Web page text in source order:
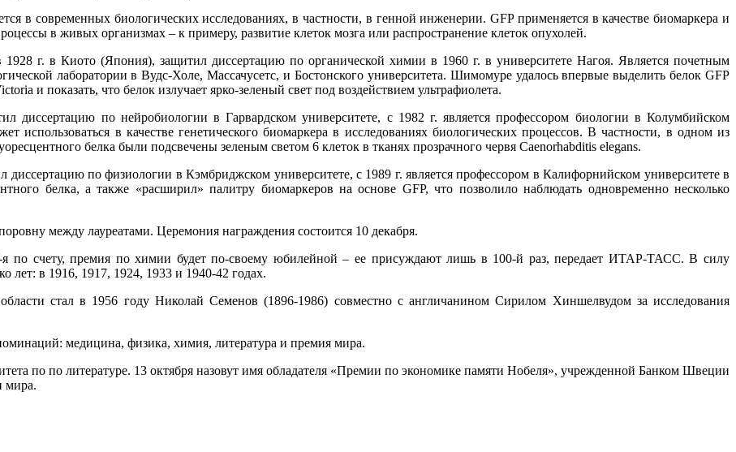
в современных биологических исследованиях, в частности, в генной инженерии. GFP применяется в качестве биомаркера и
в живых организмах – к примеру, развитие клеток мозга или распространение клеток опухолей.
г. в Киото (Япония), защитил диссертацию по органической химии в 1960 г. в университете Нагоя. Является почетным
лаборатории в Вудс-Холе, Массачусетс, и Бостонского университета. Шимомуре удалось впервые выделить белок GFP
и показать, что белок излучает ярко-зеленый свет под воздействием ультрафиолета.
по нейробиологии в Гарвардском университете, с 1982 г. является профессором биологии в Колумбийском
использоваться в качестве генетического биомаркера в исследованиях биологических процессов. В частности, в одном из
белка были подсвечены зеленым светом 6 клеток в тканях прозрачного червя Caenorhabditis elegans.
по физиологии в Кэмбриджском университете, с 1989 г. является профессором в Калифорнийском университете в
белка, а также «расширил» палитру биомаркеров на основе GFP, что позволило наблюдать одновременно несколько
между лауреатами. Церемония награждения состоится 10 декабря.
я по счету, премия по химии будет по-своему юбилейной – ее присуждают лишь в 100-й раз, передает ИТАР-ТАСС. В силу
лет: в 1916, 1917, 1924, 1933 и 1940-42 годах.
стал в 1956 году Николай Семенов (1896-1986) совместно с англичанином Сирилом Хиншелвудом за исследования
медицина, физика, химия, литература и премия мира.
по по литературе. 13 октября назовут имя обладателя «Премии по экономике памяти Нобеля», учрежденной Банком Швеции
мира.